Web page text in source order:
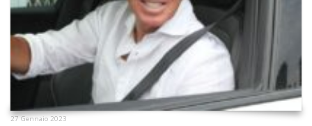
27 Gennaio 2023